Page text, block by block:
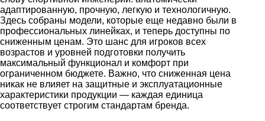
адаптированную, прочную, легкую и технологичную.
Здесь собраны модели, которые еще недавно были в
профессиональных линейках, и теперь доступны по
сниженным ценам. Это шанс для игроков всех
возрастов и уровней подготовки получить
максимальный функционал и комфорт при
ограниченном бюджете. Важно, что сниженная цена
никак не влияет на защитные и эксплуатационные
характеристики продукции — каждая единица
соответствует строгим стандартам бренда.